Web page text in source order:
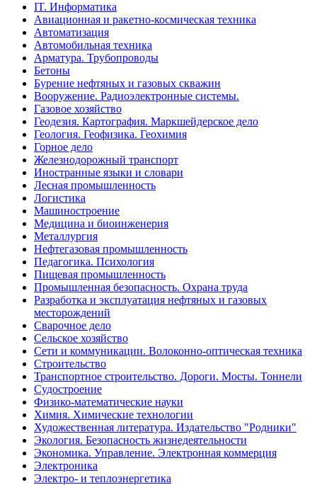
IT. Информатика
Авиационная и ракетно-космическая техника
Автоматизация
Автомобильная техника
Арматура. Трубопроводы
Бетоны
Бурение нефтяных и газовых скважин
Вооружение. Радиоэлектронные системы.
Газовое хозяйство
Геодезия. Картография. Маркшейдерское дело
Геология. Геофизика. Геохимия
Горное дело
Железнодорожный транспорт
Иностранные языки и словари
Лесная промышленность
Логистика
Машиностроение
Медицина и биоинженерия
Металлургия
Нефтегазовая промышленность
Педагогика. Психология
Пищевая промышленность
Промышленная безопасность. Охрана труда
Разработка и эксплуатация нефтяных и газовых
месторождений
Сварочное дело
Сельское хозяйство
Сети и коммуникации. Волоконно-оптическая техника
Строительство
Транспортное строительство. Дороги. Мосты. Тоннели
Судостроение
Физико-математические науки
Химия. Химические технологии
Художественная литература. Издательство "Родники"
Экология. Безопасность жизнедеятельности
Экономика. Управление. Электронная коммерция
Электроника
Электро- и теплоэнергетика